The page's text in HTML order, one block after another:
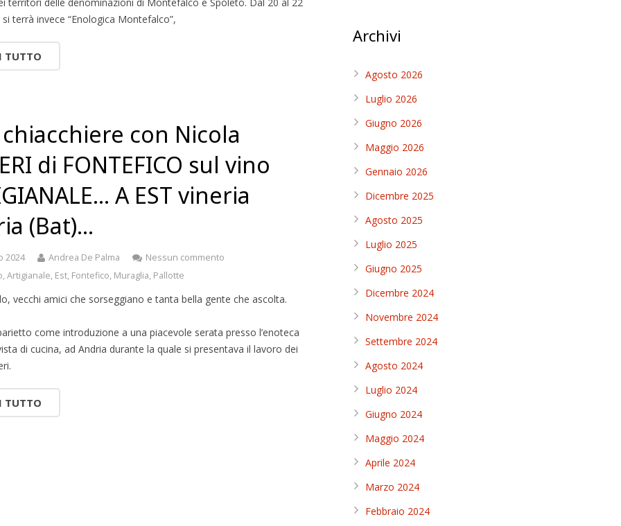
terrà invece “Enologica Montefalco”,
TUTTO
con Nicola
di FONTEFICO sul vino
A EST vineria
(Bat)…
2024 Andrea De Palma
Nessun commento
,Artigianale, Est, Fontefico, Muraglia, Pallotte
vecchi amici che sorseggiano e tanta bella gente che ascolta.
come introduzione a una piacevole serata presso l’enoteca
di cucina, ad Andria durante la quale si presentava il lavoro dei
TUTTO
Archivi
Agosto 2026
Luglio 2026
Giugno 2026
Maggio 2026
Gennaio 2026
Dicembre 2025
Agosto 2025
Luglio 2025
Giugno 2025
Dicembre 2024
Novembre 2024
Settembre 2024
Agosto 2024
Luglio 2024
Giugno 2024
Maggio 2024
Aprile 2024
Marzo 2024
Febbraio 2024